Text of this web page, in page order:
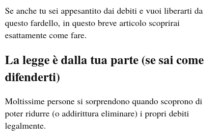
Se anche tu sei appesantito dai debiti e vuoi liberarti da
questo fardello, in questo breve articolo scoprirai
esattamente come fare.
La legge è dalla tua parte (se sai come
difenderti)
Moltissime persone si sorprendono quando scoprono di
poter ridurre (o addirittura eliminare) i propri debiti
legalmente.